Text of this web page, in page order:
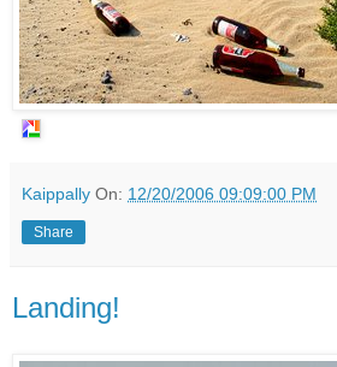
Kaippally On: 12/20/2006 09:09:00 PM
Share
Landing!